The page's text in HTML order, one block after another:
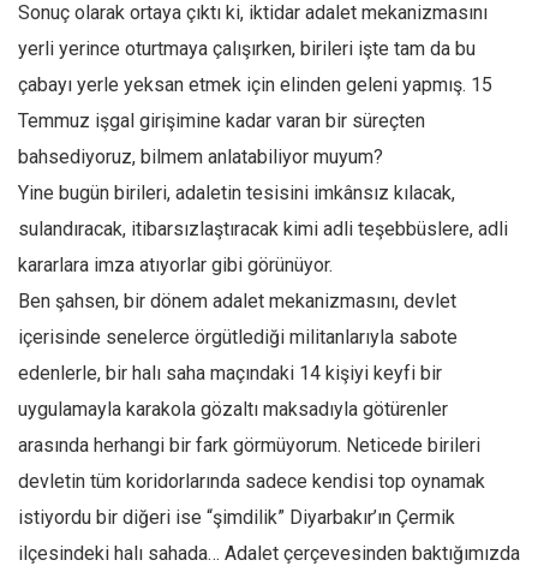
Sonuç olarak ortaya çıktı ki, iktidar adalet mekanizmasını
yerli yerince oturtmaya çalışırken, birileri işte tam da bu
çabayı yerle yeksan etmek için elinden geleni yapmış. 15
Temmuz işgal girişimine kadar varan bir süreçten
bahsediyoruz, bilmem anlatabiliyor muyum?
Yine bugün birileri, adaletin tesisini imkânsız kılacak,
sulandıracak, itibarsızlaştıracak kimi adli teşebbüslere, adli
kararlara imza atıyorlar gibi görünüyor.
Ben şahsen, bir dönem adalet mekanizmasını, devlet
içerisinde senelerce örgütlediği militanlarıyla sabote
edenlerle, bir halı saha maçındaki 14 kişiyi keyfi bir
uygulamayla karakola gözaltı maksadıyla götürenler
arasında herhangi bir fark görmüyorum. Neticede birileri
devletin tüm koridorlarında sadece kendisi top oynamak
istiyordu bir diğeri ise “şimdilik” Diyarbakır’ın Çermik
ilçesindeki halı sahada… Adalet çerçevesinden baktığımızda